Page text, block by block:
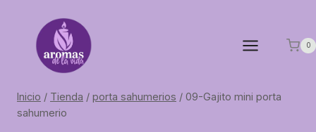
contenido
0
Inicio / Tienda / porta sahumerios / 09-Gajito mini porta
sahumerio